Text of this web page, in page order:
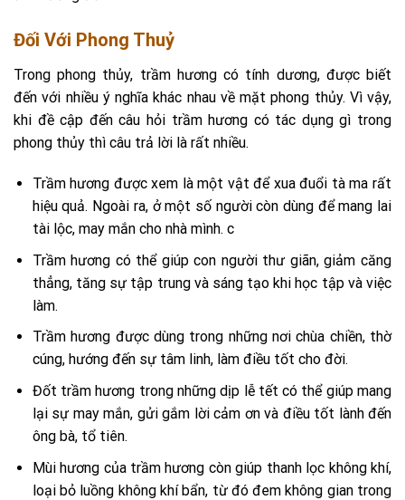
Đối Với Phong Thuỷ
Trong phong thủy, trầm hương có tính dương, được biết
đến với nhiều ý nghĩa khác nhau về mặt phong thủy. Vì vậy,
khi đề cập đến câu hỏi trầm hương có tác dụng gì trong
phong thủy thì câu trả lời là rất nhiều.
Trầm hương được xem là một vật để xua đuổi tà ma rất
hiệu quả. Ngoài ra, ở một số người còn dùng để mang lai
tài lộc, may mắn cho nhà mình. c
Trầm hương có thể giúp con người thư giãn, giảm căng
thẳng, tăng sự tập trung và sáng tạo khi học tập và việc
làm.
Trầm hương được dùng trong những nơi chùa chiền, thờ
cúng, hướng đến sự tâm linh, làm điều tốt cho đời.
Đốt trầm hương trong những dịp lễ tết có thể giúp mang
lại sự may mắn, gửi gắm lời cảm ơn và điều tốt lành đến
ông bà, tổ tiên.
Mùi hương của trầm hương còn giúp thanh lọc không khí,
loại bỏ luồng không khí bẩn, từ đó đem không gian trong